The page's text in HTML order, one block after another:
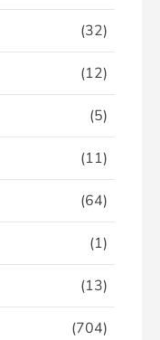
(32)
(12)
(5)
(11)
(64)
(1)
(13)
(704)